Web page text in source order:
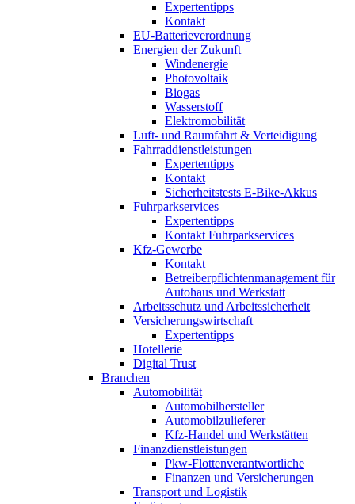
Expertentipps
Kontakt
EU-Batterieverordnung
Energien der Zukunft
Windenergie
Photovoltaik
Biogas
Wasserstoff
Elektromobilität
Luft- und Raumfahrt & Verteidigung
Fahrraddienstleistungen
Expertentipps
Kontakt
Sicherheitstests E-Bike-Akkus
Fuhrparkservices
Expertentipps
Kontakt Fuhrparkservices
Kfz-Gewerbe
Kontakt
Betreiberpflichtenmanagement für
Autohaus und Werkstatt
Arbeitsschutz und Arbeitssicherheit
Versicherungswirtschaft
Expertentipps
Hotellerie
Digital Trust
Branchen
Automobilität
Automobilhersteller
Automobilzulieferer
Kfz-Handel und Werkstätten
Finanzdienstleistungen
Pkw‑Flottenverantwortliche
Finanzen und Versicherungen
Transport und Logistik